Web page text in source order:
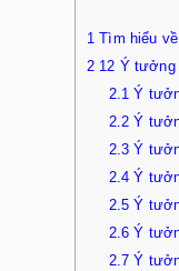
1 Tìm hiểu
2 12 Ý tưởng
2.1 Ý
2.2 Ý
2.3 Ý
2.4 Ý
2.5 Ý
2.6 Ý
2.7 Ý